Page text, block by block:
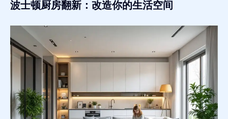
波士顿厨房翻新：改造你的生活空间